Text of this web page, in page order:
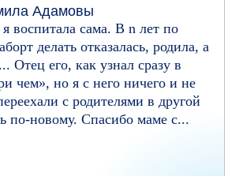
Адамовы
воспитала сама. В n лет по
делать отказалась, родила, а
Отец его, как узнал сразу в
чем», но я с него ничего и не
с родителями в другой
по-новому. Спасибо маме с...